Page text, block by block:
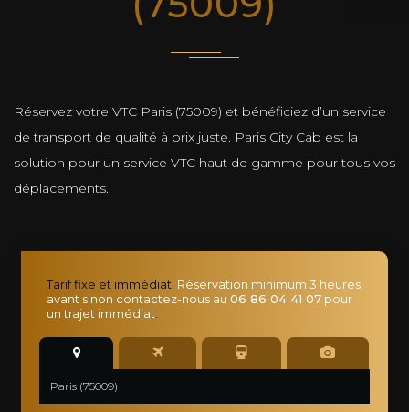
Réservez votre VTC Paris (75009) et bénéficiez d’un service
de transport de qualité à prix juste. Paris City Cab est la
solution pour un service VTC haut de gamme pour tous vos
déplacements.
Tarif fixe et immédiat. Réservation minimum 3 heures
avant sinon contactez-nous au06 86 04 41 07 pour
un trajet immédiat